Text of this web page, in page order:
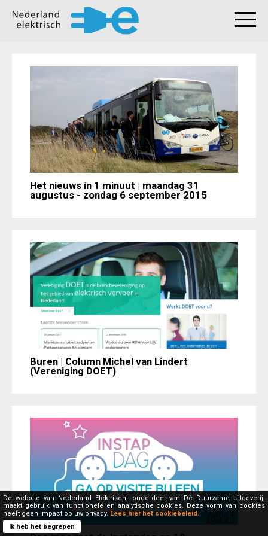
Het nieuws in 1 minuut | maandag 31
augustus - zondag 6 september 2015
Buren | Column Michel van Lindert
(Vereniging DOET)
De website van Nederland Elektrisch, onderdeel van Dé Duurzame Uitgeverij,
maakt gebruik van functionele en analytische cookies. Deze vorm van cookies
heeft geen impact op uw privacy.Lees hier het cookiebeleid.
Ik heb het begrepen